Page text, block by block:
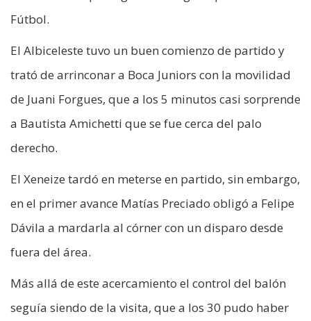
Fútbol.
El Albiceleste tuvo un buen comienzo de partido y
trató de arrinconar a Boca Juniors con la movilidad
de Juani Forgues, que a los 5 minutos casi sorprende
a Bautista Amichetti que se fue cerca del palo
derecho.
El Xeneize tardó en meterse en partido, sin embargo,
en el primer avance Matías Preciado obligó a Felipe
Dávila a mardarla al córner con un disparo desde
fuera del área.
Más allá de este acercamiento el control del balón
seguía siendo de la visita, que a los 30 pudo haber